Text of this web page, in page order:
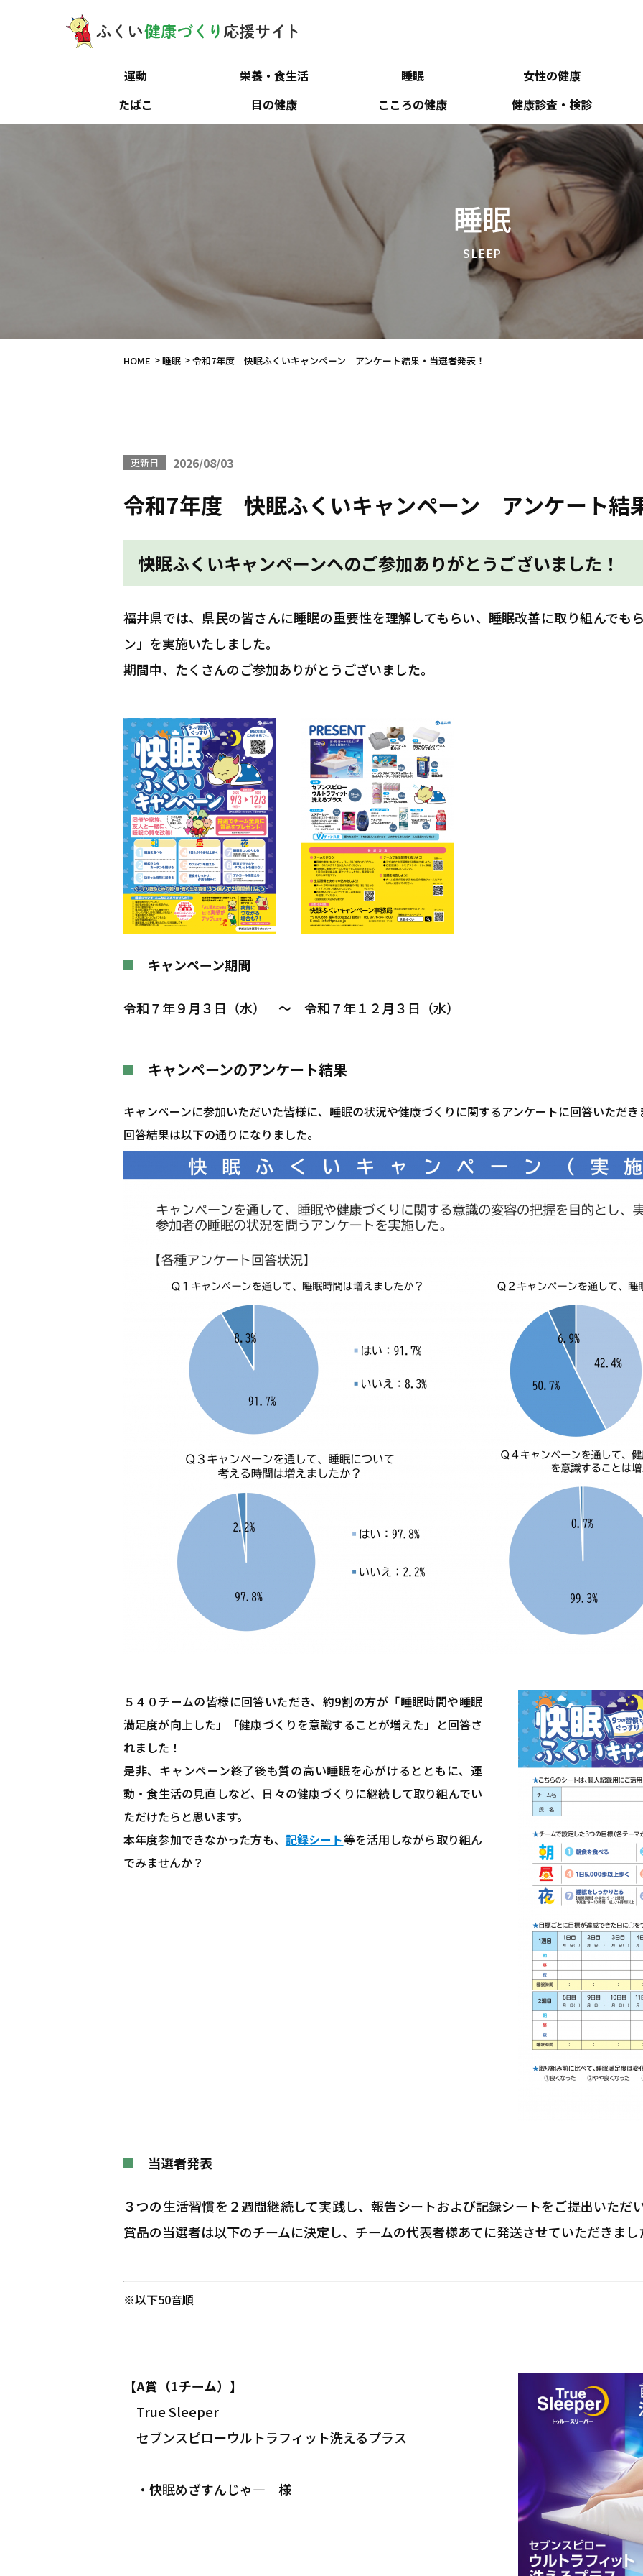
運動 栄養・食生活 睡眠
女性の健康
たばこ
目の健康 こころの健康 健康診査・検診
睡眠
SLEEP
HOME 睡眠 令和7年度 快眠ふくいキャンペーン アンケート結果・当選者発表！
更新日 2026/08/03
令和7年度 快眠ふくいキャンペーン アンケート結
快眠ふくいキャンペーンへのご参加ありがとうございました！
福井県では、県民の皆さんに睡眠の重要性を理解してもらい、睡眠改善に取り組んでも
ン」を実施いたしました。
期間中、たくさんのご参加ありがとうございました。
キャンペーン期間
令和７年９月３日（水） ～ 令和７年１２月３日（水）
キャンペーンのアンケート結果
キャンペーンに参加いただいた皆様に、睡眠の状況や健康づくりに関するアンケートに回答いただき
回答結果は以下の通りになりました。
５４０チームの皆様に回答いただき、約9割の方が「睡眠時間や睡眠
満足度が向上した」「健康づくりを意識することが増えた」と回答さ
れました！
是非、キャンペーン終了後も質の高い睡眠を心がけるとともに、運
動・食生活の見直しなど、日々の健康づくりに継続して取り組んでい
ただけたらと思います。
本年度参加できなかった方も、 記録シート等を活用しながら取り組ん
でみませんか？
当選者発表
３つの生活習慣を２週間継続して実践し、報告シートおよび記録シートをご提出いただ
賞品の当選者は以下のチームに決定し、チームの代表者様あてに発送させていただきまし
※以下50音順
【A賞（1チーム）】
True Sleeper
セブンスピローウルトラフィット洗えるプラス
・快眠めざすんじゃ― 様